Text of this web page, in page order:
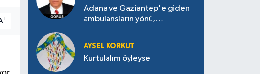
+
Adana ve Gaziantep'e giden
ambulansların yönü,
AYSEL KORKUT
Kurtulalım öyleyse